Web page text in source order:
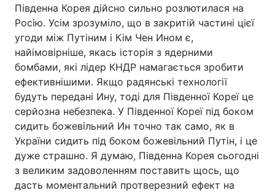
Південна Корея дійсно сильно розлютилася на
Росію. Усім зрозуміло, що в закритій частині цієї
угоди між Путіним і Кім Чен Ином є,
найімовірніше, якась історія з ядерними
бомбами, які лідер КНДР намагається зробити
ефективнішими. Якщо радянські технології
будуть передані Ину, тоді для Південної Кореї це
серйозна небезпека. У Південної Кореї під боком
сидить божевільний Ин точно так само, як в
України сидить під боком божевільний Путін, і це
дуже страшно. Я думаю, Південна Корея сьогодні
з великим задоволенням поставить щось, що
дасть моментальний протверезний ефект на